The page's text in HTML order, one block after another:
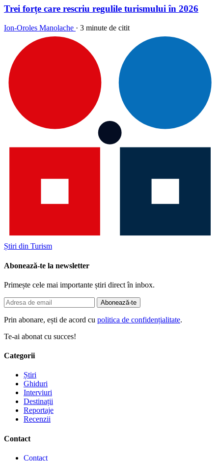
Trei forțe care rescriu regulile turismului în 2026
Ion-Oroles Manolache · 3 minute de citit
Știri din Turism
Abonează-te la newsletter
Primește cele mai importante știri direct în inbox.
Abonează-te
Prin abonare, ești de acord cu politica de confidențialitate.
Te-ai abonat cu succes!
Categorii
Știri
Ghiduri
Interviuri
Destinații
Reportaje
Recenzii
Contact
Contact